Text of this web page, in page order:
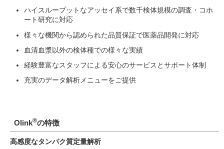
ハイスループットなアッセイ系で数千検体規模の調査・コホ
ート研究に対応
様々な機関から認められた品質保証で医薬品開発に対応
血清血漿以外の検体種での様々な実績
経験豊富なスタッフによる安心のサービスとサポート体制
充実のデータ解析メニューをご提供
Olink®の特徴
高感度なタンパク質定量解析